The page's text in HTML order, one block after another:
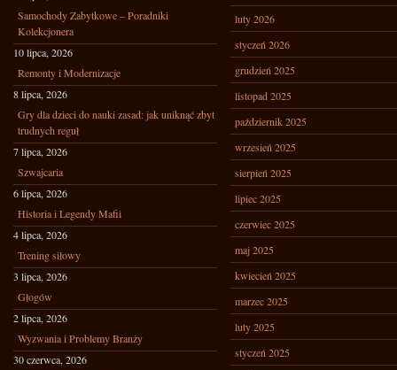
Samochody Zabytkowe – Poradniki
Kolekcjonera
10 lipca, 2026
Remonty i Modernizacje
8 lipca, 2026
Gry dla dzieci do nauki zasad: jak uniknąć zbyt
trudnych reguł
7 lipca, 2026
Szwajcaria
6 lipca, 2026
Historia i Legendy Mafii
4 lipca, 2026
Trening siłowy
3 lipca, 2026
Głogów
2 lipca, 2026
Wyzwania i Problemy Branży
30 czerwca, 2026
luty 2026
styczeń 2026
grudzień 2025
listopad 2025
październik 2025
wrzesień 2025
sierpień 2025
lipiec 2025
czerwiec 2025
maj 2025
kwiecień 2025
marzec 2025
luty 2025
styczeń 2025